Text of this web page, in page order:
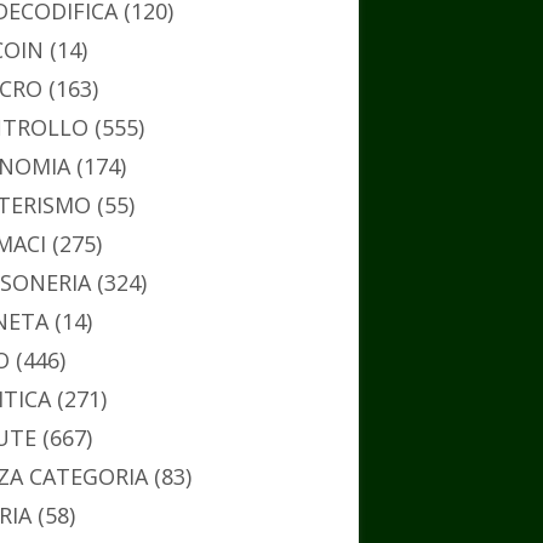
(120)
(14)
(163)
(555)
(174)
(55)
(275)
(324)
(14)
(446)
(271)
(667)
CATEGORIA(83)
(58)